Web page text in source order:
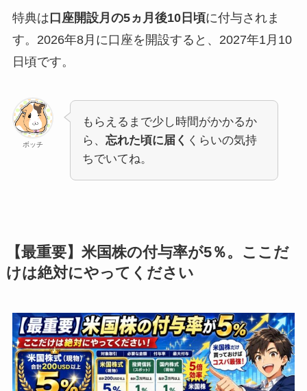
特典は 口座開設月の5ヵ月後10日頃に付与されま
す。2026年8月に口座を開設すると、2027年1月10
日頃です。
ボッチ
もらえるまで少し時間がかかるか
ら、 忘れた頃に届く くらいの気持
ちでいてね。
【最重要】米国株の付与率が5％。ここだ
けは絶対にやってください